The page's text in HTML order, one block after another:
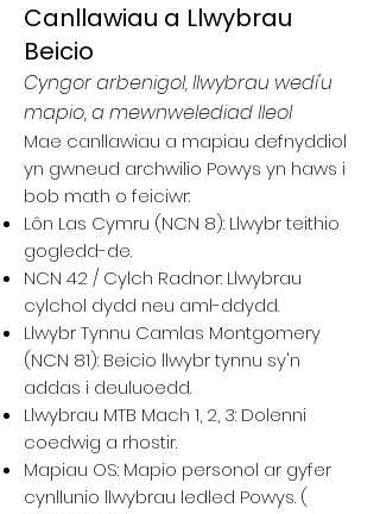
Canllawiau a Llwybrau
Beicio
Cyngor arbenigol, llwybrau wedi'u
mapio, a mewnwelediad lleol
Mae canllawiau a mapiau defnyddiol
yn gwneud archwilio Powys yn haws i
bob math o feiciwr:
Lôn Las Cymru (NCN 8): Llwybr teithio
gogledd-de.
NCN 42 / Cylch Radnor: Llwybrau
cylchol dydd neu aml-ddydd.
Llwybr Tynnu Camlas Montgomery
(NCN 81): Beicio llwybr tynnu sy'n
addas i deuluoedd.
Llwybrau MTB Mach 1, 2, 3: Dolenni
coedwig a rhostir.
Mapiau OS: Mapio personol ar gyfer
cynllunio llwybrau ledled Powys. (